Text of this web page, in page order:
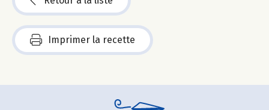
Imprimer la recette